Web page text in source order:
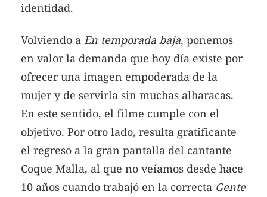
identidad.
Volviendo a En temporada baja, ponemos
en valor la demanda que hoy día existe por
ofrecer una imagen empoderada de la
mujer y de servirla sin muchas alharacas.
En este sentido, el filme cumple con el
objetivo. Por otro lado, resulta gratificante
el regreso a la gran pantalla del cantante
Coque Malla, al que no veíamos desde hace
10 años cuando trabajó en la correcta Gente